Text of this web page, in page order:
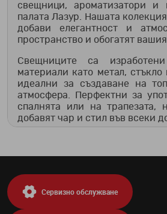
свещници, ароматизатори и
палата Лазур. Нашата
добави елегантност и
пространство и обогатят
Свещниците са
материали като метал,
идеални за създаване на
атмосфера. Перфектни за
спалнята или на трапезата,
добавят чар и стил във всеки
всеки сезон и настроение.
предпочитате освежаващи
или спокойни и успокояващи
намерите перфектния
Сервизно обслужване